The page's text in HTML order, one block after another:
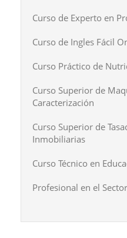
Curso de Experto en
Curso de Ingles Fácil
Curso Práctico de
Curso Superior de
Caracterización
Curso Superior de
Inmobiliarias
Curso Técnico en
Profesional en el